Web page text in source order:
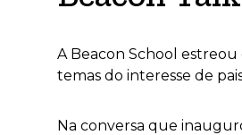
A Beacon School estreou
temas do interesse de
Na conversa que